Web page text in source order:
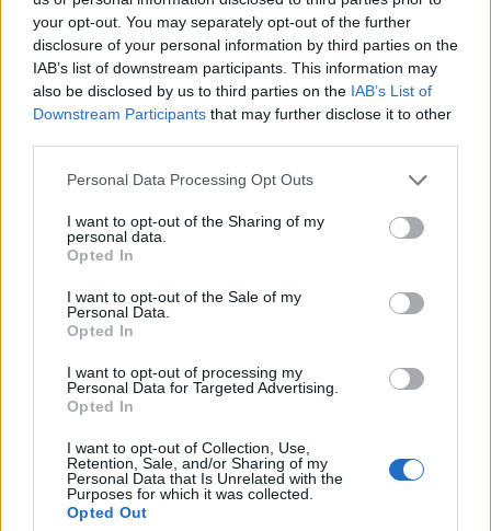
your opt-out. You may separately opt-out of the further
disclosure of your personal information by third parties on the
IAB’s list of downstream participants. This information may
also be disclosed by us to third parties on the IAB’s List of
Downstream Participants that may further disclose it to other
Please note that this website/app uses one or more Google
not limited to your visit or usage behaviour. You may click to
grant or deny consent to Google and its third-party tags to
use your data for below specified purposes in below Google
consent section.
Personal Data Processing Opt Outs
I want to opt-out of the Sharing of my
personal data.
Opted In
I want to opt-out of the Sale of my
Personal Data.
Opted In
I want to opt-out of processing my
Personal Data for Targeted Advertising.
Opted In
I want to opt-out of Collection, Use,
Retention, Sale, and/or Sharing of my
Personal Data that Is Unrelated with the
Purposes for which it was collected.
Opted Out
Αν τα χάσατε